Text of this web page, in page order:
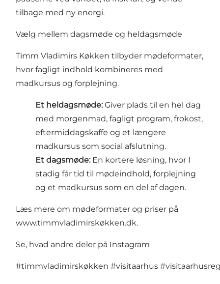
tilbage med ny energi.
Vælg mellem dagsmøde og heldagsmøde
Timm Vladimirs Køkken tilbyder mødeformater,
hvor fagligt indhold kombineres med
madkursus og forplejning.
Et heldagsmøde: Giver plads til en hel dag
med morgenmad, fagligt program, frokost,
eftermiddagskaffe og et længere
madkursus som social afslutning.
Et dagsmøde: En kortere løsning, hvor I
stadig får tid til mødeindhold, forplejning
og et madkursus som en del af dagen.
Læs mere om mødeformater og priser på
www.timmvladimirskøkken.dk.
Se, hvad andre deler på Instagram
#timmvladimirskøkken #visitaarhus